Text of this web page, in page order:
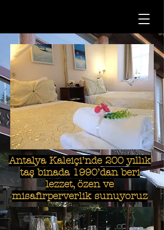
Antalya Kaleiçi’nde 200 yıllık
taş binada 1990’dan beri
lezzet, özen ve
misafirperverlik sunuyoruz